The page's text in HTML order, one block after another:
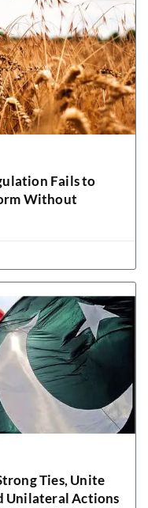
Fails to
Without
Ties, Unite
Unilateral Actions